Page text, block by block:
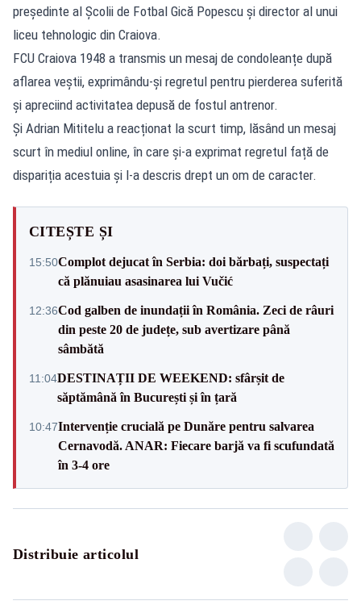
președinte al Școlii de Fotbal Gică Popescu și director al unui
liceu tehnologic din Craiova.
FCU Craiova 1948 a transmis un mesaj de condoleanțe după
aflarea veștii, exprimându-și regretul pentru pierderea suferită
și apreciind activitatea depusă de fostul antrenor.
Și Adrian Mititelu a reacționat la scurt timp, lăsând un mesaj
scurt în mediul online, în care și-a exprimat regretul față de
dispariția acestuia și l-a descris drept un om de caracter.
CITEȘTE ȘI
15:50Complot dejucat în Serbia: doi bărbați, suspectați
că plănuiau asasinarea lui Vučić
12:36Cod galben de inundații în România. Zeci de râuri
din peste 20 de județe, sub avertizare până
sâmbătă
11:04DESTINAȚII DE WEEKEND: sfârșit de
săptămână în București și în țară
10:47Intervenție crucială pe Dunăre pentru salvarea
Cernavodă. ANAR: Fiecare barjă va fi scufundată
în 3-4 ore
Distribuie articolul